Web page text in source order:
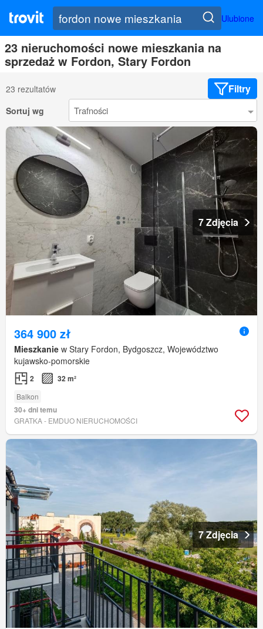
Ulubione
23 nieruchomości nowe mieszkania na
sprzedaż w Fordon, Stary Fordon
23 rezultatów Filtry
Sortuj wg
7 Zdjęcia
364 900 zł
Mieszkanie w Stary Fordon, Bydgoszcz, Województwo
kujawsko-pomorskie
2 32 m²
Balkon
30+ dni temu
GRATKA - EMDUO NIERUCHOMOŚCI
7 Zdjęcia